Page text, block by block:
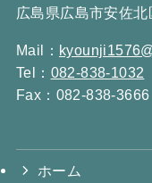
広島県広島市安佐
Mail：
Tel： 082-838-1032
Fax：082-838-3666
ホーム